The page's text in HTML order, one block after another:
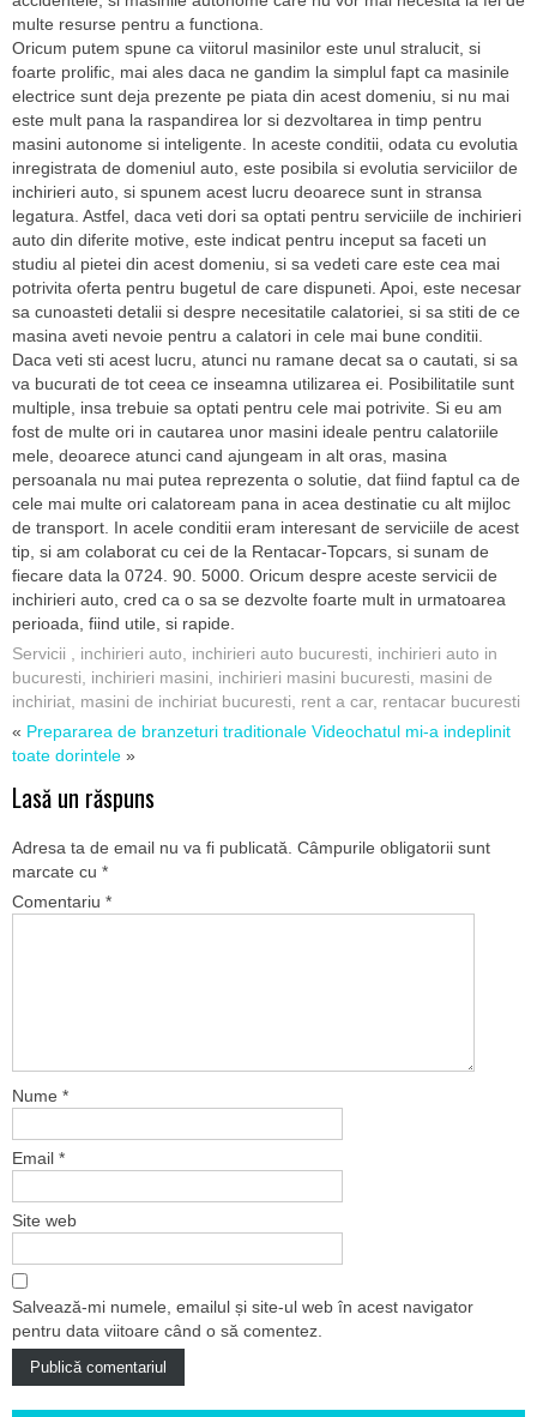
multe resurse pentru a functiona.
Oricum putem spune ca viitorul masinilor este unul stralucit, si
foarte prolific, mai ales daca ne gandim la simplul fapt ca masinile
electrice sunt deja prezente pe piata din acest domeniu, si nu mai
este mult pana la raspandirea lor si dezvoltarea in timp pentru
masini autonome si inteligente. In aceste conditii, odata cu evolutia
inregistrata de domeniul auto, este posibila si evolutia serviciilor de
inchirieri auto, si spunem acest lucru deoarece sunt in stransa
legatura. Astfel, daca veti dori sa optati pentru serviciile de inchirieri
auto din diferite motive, este indicat pentru inceput sa faceti un
studiu al pietei din acest domeniu, si sa vedeti care este cea mai
potrivita oferta pentru bugetul de care dispuneti. Apoi, este necesar
sa cunoasteti detalii si despre necesitatile calatoriei, si sa stiti de ce
masina aveti nevoie pentru a calatori in cele mai bune conditii.
Daca veti sti acest lucru, atunci nu ramane decat sa o cautati, si sa
va bucurati de tot ceea ce inseamna utilizarea ei. Posibilitatile sunt
multiple, insa trebuie sa optati pentru cele mai potrivite. Si eu am
fost de multe ori in cautarea unor masini ideale pentru calatoriile
mele, deoarece atunci cand ajungeam in alt oras, masina
persoanala nu mai putea reprezenta o solutie, dat fiind faptul ca de
cele mai multe ori calatoream pana in acea destinatie cu alt mijloc
de transport. In acele conditii eram interesant de serviciile de acest
tip, si am colaborat cu cei de la Rentacar-Topcars, si sunam de
fiecare data la 0724. 90. 5000. Oricum despre aceste servicii de
inchirieri auto, cred ca o sa se dezvolte foarte mult in urmatoarea
perioada, fiind utile, si rapide.
Servicii
inchirieri auto inchirieri auto bucuresti
inchirieri auto in
bucuresti
inchirieri masini inchirieri masini bucuresti
masini de
inchiriat masini de inchiriat bucuresti rent a car, rentacar bucuresti
« Prepararea de branzeturi traditionale Videochatul mi-a indeplinit
toate dorintele »
Lasă un răspuns
Adresa ta de email nu va fi publicată. Câmpurile obligatorii sunt
marcate cu *
Comentariu *
Nume *
Email *
Site web
Salvează-mi numele, emailul și site-ul web în acest navigator
pentru data viitoare când o să comentez.